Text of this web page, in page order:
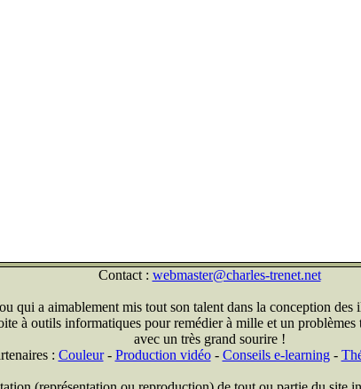
Contact : webmaster@charles-trenet.net
qui a aimablement mis tout son talent dans la conception des
à outils informatiques pour remédier à mille et un
avec un très grand sourire !
: Couleur- Production vidéo- Conseils e-learning-